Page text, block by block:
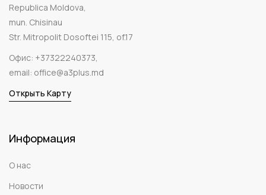
Republica Moldova,
mun. Chisinau
Str. Mitropolit Dosoftei 115, of.17
Офис: +37322240373,
email: office@a3plus.md
Открыть Карту
Информация
О нас
Новости